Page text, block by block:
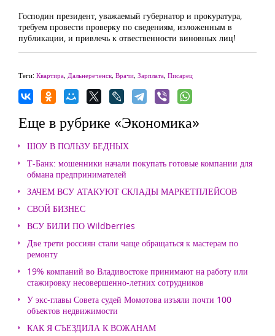
Господин президент, уважаемый губернатор и прокуратура,
требуем провести проверку по сведениям, изложенным в
публикации, и привлечь к отвественности виновных лиц!
Теги: Квартира, Дальнереченск, Врачи, Зарплата, Писарец
Еще в рубрике «Экономика»
ШОУ В ПОЛЬЗУ БЕДНЫХ
Т-Банк: мошенники начали покупать готовые компании для
обмана предпринимателей
ЗАЧЕМ ВСУ АТАКУЮТ СКЛАДЫ МАРКЕТПЛЕЙСОВ
СВОЙ БИЗНЕС
ВСУ БИЛИ ПО Wildberries
Две трети россиян стали чаще обращаться к мастерам по
ремонту
19% компаний во Владивостоке принимают на работу или
стажировку несовершенно-летних сотрудников
У экс-главы Совета судей Момотова изъяли почти 100
объектов недвижимости
КАК Я СЪЕЗДИЛА К ВОЖАНАМ